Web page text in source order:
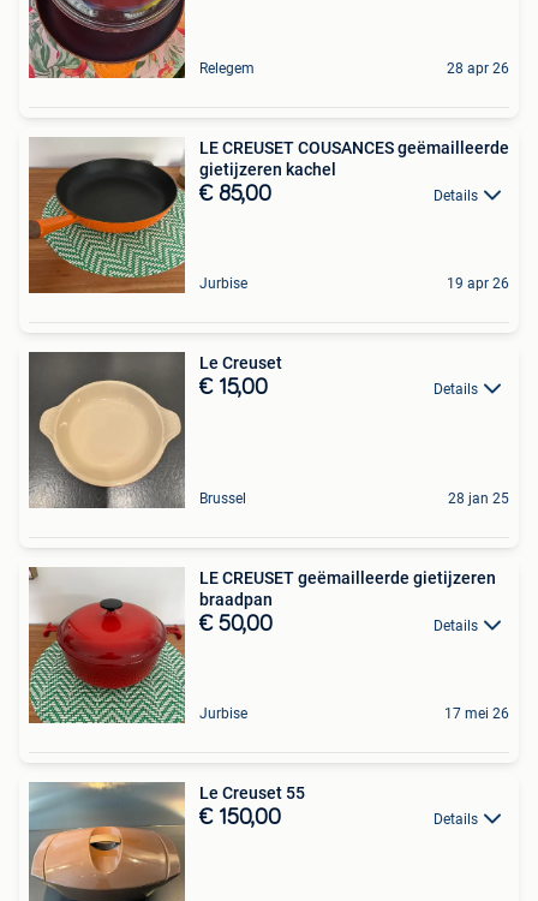
Relegem 28 apr 26
LE CREUSET COUSANCES geëmailleerde
gietijzeren kachel
€ 85,00 Details
Jurbise 19 apr 26
Le Creuset
€ 15,00 Details
Brussel 28 jan 25
LE CREUSET geëmailleerde gietijzeren
braadpan
€ 50,00 Details
Jurbise 17 mei 26
Le Creuset 55
€ 150,00 Details